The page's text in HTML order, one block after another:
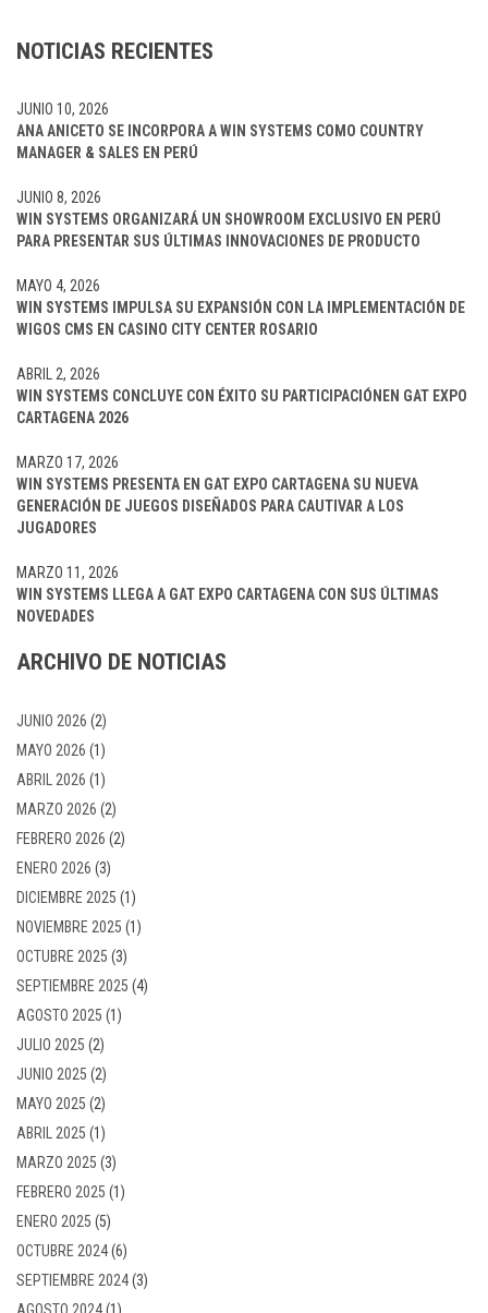
NOTICIAS RECIENTES
ANA ANICETO SE INCORPORA A WIN SYSTEMS COMO COUNTRY
MANAGER & SALES EN PERÚ
JUNIO 10, 2026
WIN SYSTEMS ORGANIZARÁ UN SHOWROOM EXCLUSIVO EN PERÚ
PARA PRESENTAR SUS ÚLTIMAS INNOVACIONES DE PRODUCTO
JUNIO 8, 2026
WIN SYSTEMS IMPULSA SU EXPANSIÓN CON LA IMPLEMENTACIÓN DE
WIGOS CMS EN CASINO CITY CENTER ROSARIO
MAYO 4, 2026
WIN SYSTEMS CONCLUYE CON ÉXITO SU PARTICIPACIÓNEN GAT EXPO
CARTAGENA 2026
ABRIL 2, 2026
WIN SYSTEMS PRESENTA EN GAT EXPO CARTAGENA SU NUEVA
GENERACIÓN DE JUEGOS DISEÑADOS PARA CAUTIVAR A LOS
JUGADORES
MARZO 17, 2026
WIN SYSTEMS LLEGA A GAT EXPO CARTAGENA CON SUS ÚLTIMAS
NOVEDADES
MARZO 11, 2026
ARCHIVO DE NOTICIAS
JUNIO 2026 (2)
MAYO 2026 (1)
ABRIL 2026 (1)
MARZO 2026 (2)
FEBRERO 2026 (2)
ENERO 2026 (3)
DICIEMBRE 2025 (1)
NOVIEMBRE 2025 (1)
OCTUBRE 2025 (3)
SEPTIEMBRE 2025 (4)
AGOSTO 2025 (1)
JULIO 2025 (2)
JUNIO 2025 (2)
MAYO 2025 (2)
ABRIL 2025 (1)
MARZO 2025 (3)
FEBRERO 2025 (1)
ENERO 2025 (5)
OCTUBRE 2024(6)
SEPTIEMBRE 2024(3)